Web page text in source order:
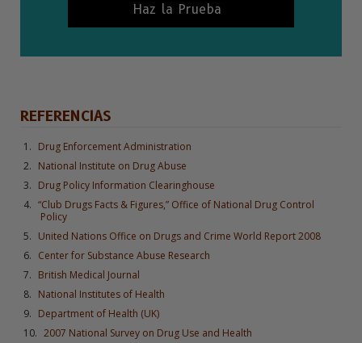
Haz la Prueba
REFERENCIAS
Drug Enforcement Administration
National Institute on Drug Abuse
Drug Policy Information Clearinghouse
“Club Drugs Facts & Figures,” Office of National Drug Control
Policy
United Nations Office on Drugs and Crime World Report 2008
Center for Substance Abuse Research
British Medical Journal
National Institutes of Health
Department of Health (UK)
2007 National Survey on Drug Use and Health